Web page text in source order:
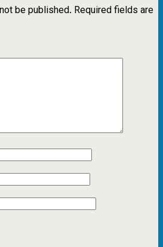
be published. Required fields are